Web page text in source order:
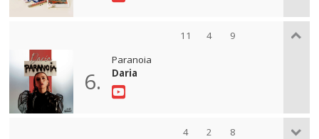
11 4 9
6.
Paranoia
Daria
4 2 8